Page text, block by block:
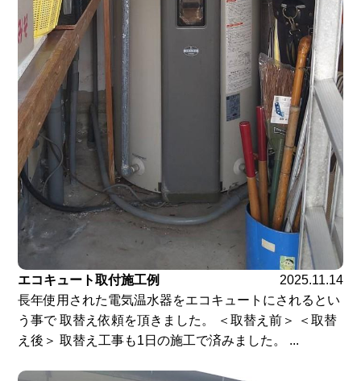
エコキュート取付施工例
2025.11.14
長年使用された電気温水器をエコキュートにされるとい
う事で 取替え依頼を頂きました。 ＜取替え前＞ ＜取替
え後＞ 取替え工事も1日の施工で済みました。 ...